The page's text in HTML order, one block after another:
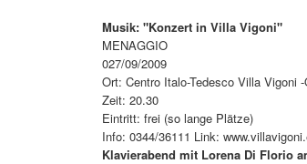
Musik: "Konzert in Villa Vigoni"
MENAGGIO
027/09/2009
Ort: Centro Italo-Tedesco Villa Vigoni
Zeit: 20.30
Eintritt: frei (so lange Plätze)
Info: 0344/36111 Link:
Klavierabend mit Lorena Di Florio